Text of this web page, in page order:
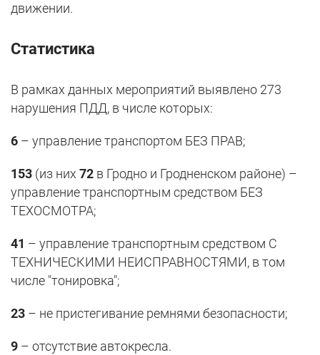
движении.
Статистика
В рамках данных мероприятий выявлено 273
нарушения ПДД, в числе которых:
6 – управление транспортом БЕЗ ПРАВ;
153 (из них 72 в Гродно и Гродненском районе) –
управление транспортным средством БЕЗ
ТЕХОСМОТРА;
41 – управление транспортным средством С
ТЕХНИЧЕСКИМИ НЕИСПРАВНОСТЯМИ, в том
числе "тонировка";
23 – не пристегивание ремнями безопасности;
9 – отсутствие автокресла.